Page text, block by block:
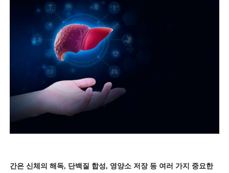
간은 신체의 해독, 단백질 합성, 영양소 저장 등 여러 가지 중요한